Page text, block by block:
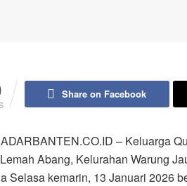
Share on Facebook
– Keluarga
Abang, Kelurahan Warung
Selasa kemarin, 13 Januari 2026